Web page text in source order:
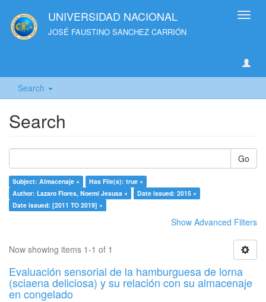
UNIVERSIDAD NACIONAL
JOSÉ FAUSTINO SANCHEZ CARRIÓN
Search
Search
Go
Subject: Almacenaje ×
Has File(s): true ×
Author: Lazaro Flores, Noemí Jesusa ×
Date issued: 2015 ×
Date issued: [2011 TO 2019] ×
Show Advanced Filters
Now showing items 1-1 of 1
Evaluación sensorial de la hamburguesa de lorna
(sciaena deliciosa) y su relación con su almacenaje
en congelado